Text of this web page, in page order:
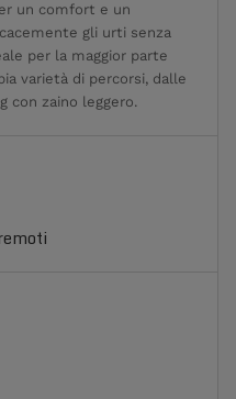
un comfort e un
gli urti senza
per la maggior parte
varietà di percorsi, dalle
con zaino leggero.